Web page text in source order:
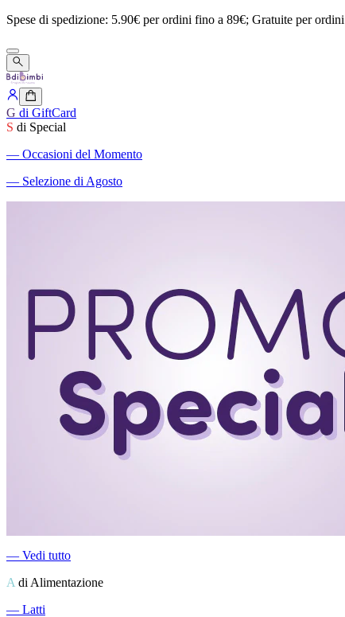
Spese di spedizione: 5.90€ perordini fino a 89€; Gratuite perordini
G di GiftCard
S di Special
― Occasioni del Momento
― Selezione di Agosto
― Vedi tutto
A di Alimentazione
― Latti